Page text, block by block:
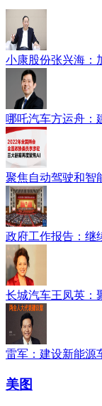
小康股份张兴海：
哪吒汽车方运舟：
聚焦自动驾驶和智
政府工作报告：继
长城汽车王凤英：
雷军：建设新能源
美图